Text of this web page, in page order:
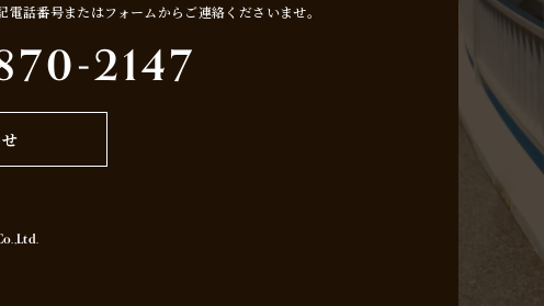
話番号またはフォームからご連絡くださいませ。
2147